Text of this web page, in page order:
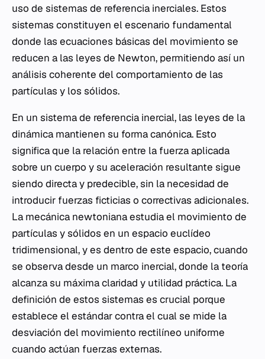
uso de sistemas de referencia inerciales. Estos
sistemas constituyen el escenario fundamental
donde las ecuaciones básicas del movimiento se
reducen a las leyes de Newton, permitiendo así un
análisis coherente del comportamiento de las
partículas y los sólidos.
En un sistema de referencia inercial, las leyes de la
dinámica mantienen su forma canónica. Esto
significa que la relación entre la fuerza aplicada
sobre un cuerpo y su aceleración resultante sigue
siendo directa y predecible, sin la necesidad de
introducir fuerzas ficticias o correctivas adicionales.
La mecánica newtoniana estudia el movimiento de
partículas y sólidos en un espacio euclídeo
tridimensional, y es dentro de este espacio, cuando
se observa desde un marco inercial, donde la teoría
alcanza su máxima claridad y utilidad práctica. La
definición de estos sistemas es crucial porque
establece el estándar contra el cual se mide la
desviación del movimiento rectilíneo uniforme
cuando actúan fuerzas externas.